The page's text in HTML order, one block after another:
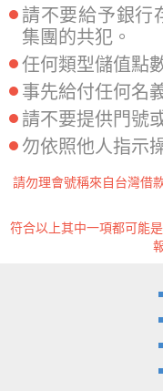
請不要給予銀行
集團的共犯。
任何類型儲值點
事先給付任何名
請不要提供門號
勿依照他人指示
請勿理會號稱來自台灣借
符合以上其中一項都可能